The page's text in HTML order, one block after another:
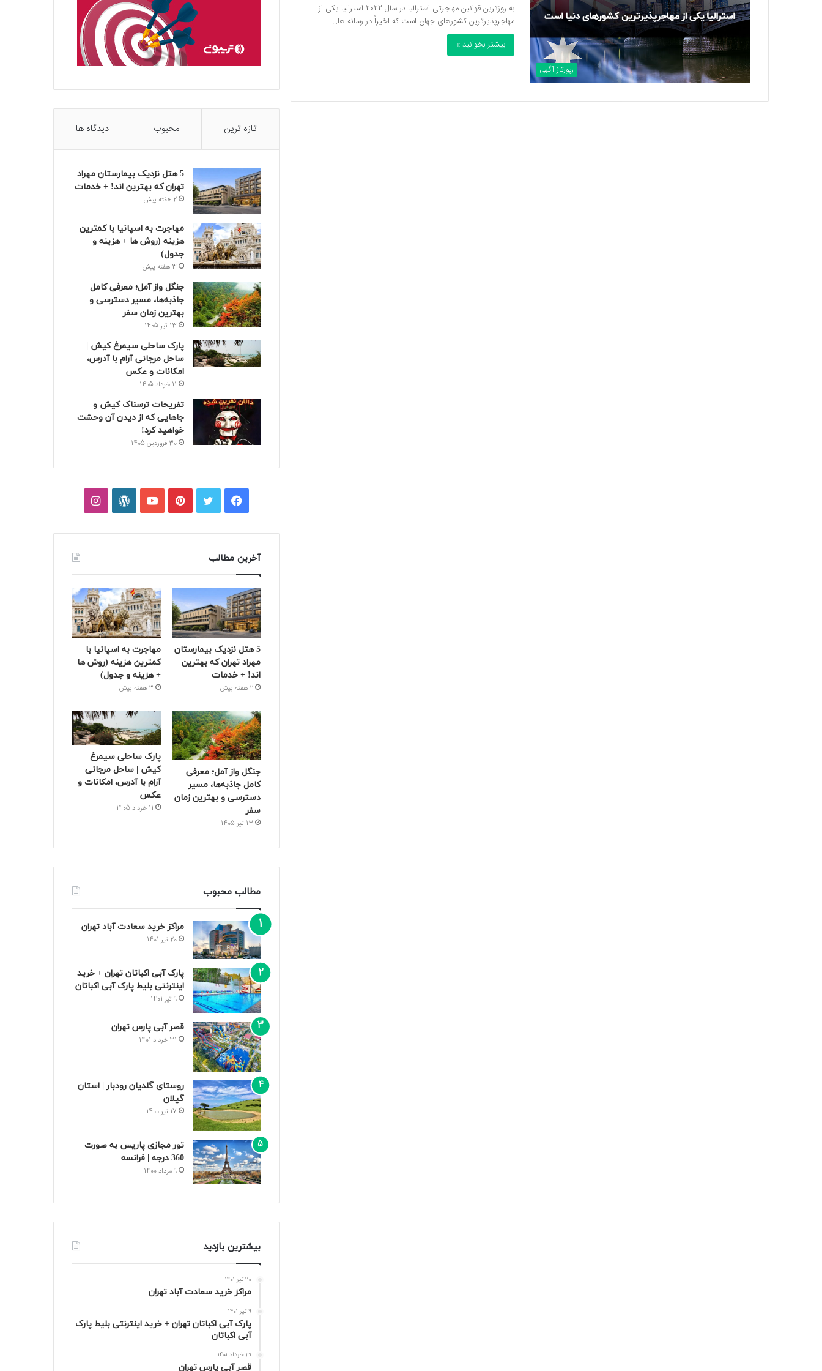
رپورتاژ آگهی
به روزترین قوانین مهاجرتی استرالیا در سال 2022 استرالیا یکی از
مهاجرپذیرترین کشورهای جهان است که اخیراً در رسانه ها…
بیشتر بخوانید »
تازه ترین محبوب دیدگاه ها
5 هتل نزدیک بیمارستان مهراد
تهران که بهترین‌ اند! + خدمات
2 هفته پیش
مهاجرت به اسپانیا با کمترین
هزینه (روش ها + هزینه و
جدول)
3 هفته پیش
جنگل واز آمل؛ معرفی کامل
جاذبه‌ها، مسیر دسترسی و
بهترین زمان سفر
13 تیر 1405
پارک ساحلی سیمرغ کیش |
ساحل مرجانی آرام با آدرس،
امکانات و عکس
11 خرداد 1405
تفریحات ترسناک کیش و
جاهایی که از دیدن آن وحشت
خواهید کرد!
30 فروردین 1405
فیسبوکتوییترپینتریستیوتیوبوردپرساینستاگرام
آخرین مطالب
5 هتل نزدیک بیمارستان
مهراد تهران که بهترین‌
اند! + خدمات
2 هفته پیش
مهاجرت به اسپانیا با
کمترین هزینه (روش ها
+ هزینه و جدول)
3 هفته پیش
جنگل واز آمل؛ معرفی
کامل جاذبه‌ها، مسیر
دسترسی و بهترین زمان
سفر
13 تیر 1405
پارک ساحلی سیمرغ
کیش | ساحل مرجانی
آرام با آدرس، امکانات و
عکس
11 خرداد 1405
مطالب محبوب
مراکز خرید سعادت‌ آباد تهران
20 تیر 1401
پارک آبی اکباتان تهران + خرید
اینترنتی بلیط پارک آبی اکباتان
9 تیر 1401
قصر آبی پارس تهران
31 خرداد 1401
روستای گلدیان رودبار | استان
گیلان
17 تیر 1400
تور مجازی پاریس به صورت
360 درجه | فرانسه
9 مرداد 1400
بیشترین بازدید
20 تیر 1401
مراکز خرید سعادت‌ آباد تهران
9 تیر 1401
پارک آبی اکباتان تهران + خرید اینترنتی بلیط پارک
آبی اکباتان
31 خرداد 1401
قصر آبی پارس تهران